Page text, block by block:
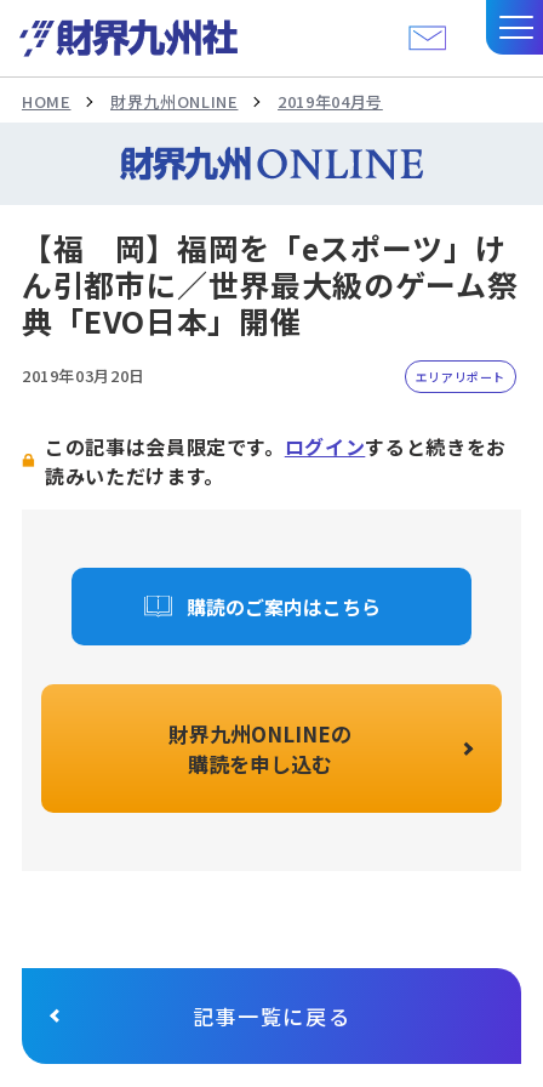
HOME 財界九州ONLINE 2019年04月号
【福 岡】福岡を「eスポーツ」け
ん引都市に／世界最大級のゲーム祭
典「EVO日本」開催
2019年03月20日 エリアリポート
この記事は会員限定です。 ログインすると続きをお
読みいただけます。
購読のご案内はこちら
財界九州ONLINEの
購読を申し込む
記事一覧に戻る